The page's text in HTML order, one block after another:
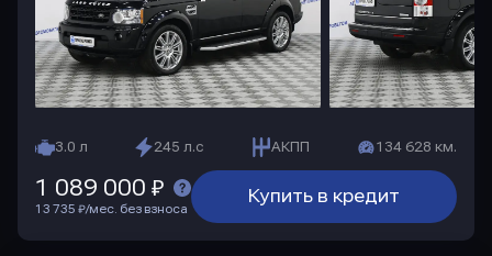
3.0 л 245 л.с АКПП 134 628 км.
Купить в кредит
1 089 000 ₽
13 735 ₽/мес. без взноса